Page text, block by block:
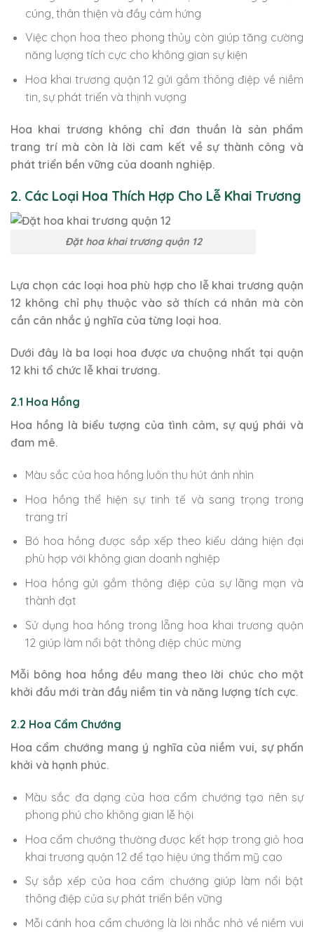
cúng, thân thiện và đầy cảm hứng
Việc chọn hoa theo phong thủy còn giúp tăng cường
năng lượng tích cực cho không gian sự kiện
Hoa khai trương quận 12 gửi gắm thông điệp về niềm
tin, sự phát triển và thịnh vượng
Hoa khai trương không chỉ đơn thuần là sản phẩm
trang trí mà còn là lời cam kết về sự thành công và
phát triển bền vững của doanh nghiệp.
2. Các Loại Hoa Thích Hợp Cho Lễ Khai Trương
Đặt hoa khai trương quận 12
Lựa chọn các loại hoa phù hợp cho lễ khai trương quận
12 không chỉ phụ thuộc vào sở thích cá nhân mà còn
cần cân nhắc ý nghĩa của từng loại hoa.
Dưới đây là ba loại hoa được ưa chuộng nhất tại quận
12 khi tổ chức lễ khai trương.
2.1 Hoa Hồng
Hoa hồng là biểu tượng của tình cảm, sự quý phái và
đam mê.
Màu sắc của hoa hồng luôn thu hút ánh nhìn
Hoa hồng thể hiện sự tinh tế và sang trọng trong
trang trí
Bó hoa hồng được sắp xếp theo kiểu dáng hiện đại
phù hợp với không gian doanh nghiệp
Hoa hồng gửi gắm thông điệp của sự lãng mạn và
thành đạt
Sử dụng hoa hồng trong lẵng hoa khai trương quận
12 giúp làm nổi bật thông điệp chúc mừng
Mỗi bông hoa hồng đều mang theo lời chúc cho một
khởi đầu mới tràn đầy niềm tin và năng lượng tích cực.
2.2 Hoa Cẩm Chướng
Hoa cẩm chướng mang ý nghĩa của niềm vui, sự phấn
khởi và hạnh phúc.
Màu sắc đa dạng của hoa cẩm chướng tạo nên sự
phong phú cho không gian lễ hội
Hoa cẩm chướng thường được kết hợp trong giỏ hoa
khai trương quận 12 để tạo hiệu ứng thẩm mỹ cao
Sự sắp xếp của hoa cẩm chướng giúp làm nổi bật
thông điệp của sự phát triển bền vững
Mỗi cánh hoa cẩm chướng là lời nhắc nhở về niềm vui